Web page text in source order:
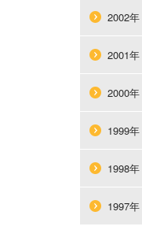
2002年
2001年
2000年
1999年
1998年
1997年